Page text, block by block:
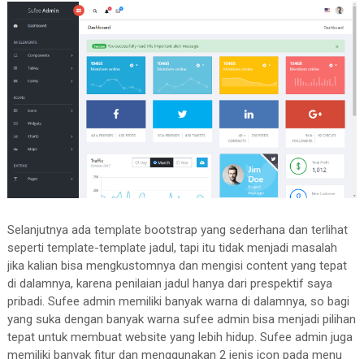
Selanjutnya ada template bootstrap yang sederhana dan terlihat
seperti template-template jadul, tapi itu tidak menjadi masalah
jika kalian bisa mengkustomnya dan mengisi content yang tepat
di dalamnya, karena penilaian jadul hanya dari prespektif saya
pribadi. Sufee admin memiliki banyak warna di dalamnya, so bagi
yang suka dengan banyak warna sufee admin bisa menjadi pilihan
tepat untuk membuat website yang lebih hidup. Sufee admin juga
memiliki banyak fitur dan menggunakan 2 jenis icon pada menu